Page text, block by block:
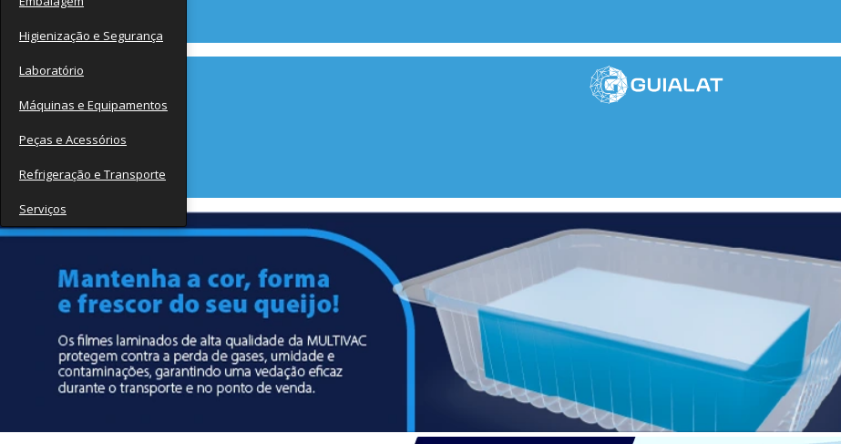
Higienização e Segurança
Laboratório
Máquinas e Equipamentos
Peças e Acessórios
Refrigeração e Transporte
Serviços